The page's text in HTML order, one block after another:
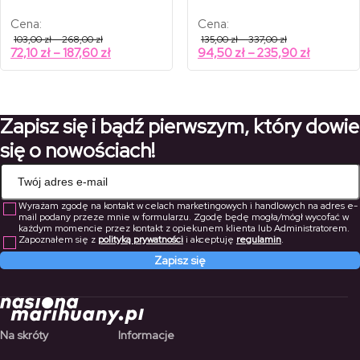
Cena:
103,00zł–268,00złZakres
cen:
od
103,00 zł
72,10 zł – 187,60 złZakres
cen:
187,60 zł
Cena:
135,00zł–337,00złZakres
cen:
od
135,00 zł
94,50 zł –235,90 złZakres
cen:
235,90
Zapisz się i bądź pierwszym, który dowie
się o nowościach!
Wyrażam zgodę na kontakt w celach marketingowych i handlowych na adres e-
mail podany przeze mnie w formularzu. Zgodę będę mogła/mógł wycofać w
każdym momencie przez kontakt z opiekunem klienta lub Administratorem.
Zapoznałem się z polityką prywatnościi akceptuję regulamin.
Zapisz się
Na skróty Informacje